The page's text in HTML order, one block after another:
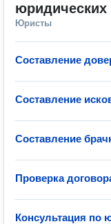
юридических
Юристы
Составление
Составление
Составление
Проверка
Консультация по